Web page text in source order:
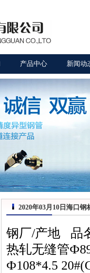
产品中心 新闻动
2020年03月10日海口
钢厂/产地 品
热轧无缝管
Ф108*4.5